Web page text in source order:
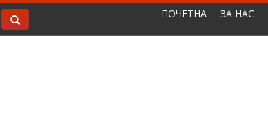
ПОЧЕТНА ЗА НАС